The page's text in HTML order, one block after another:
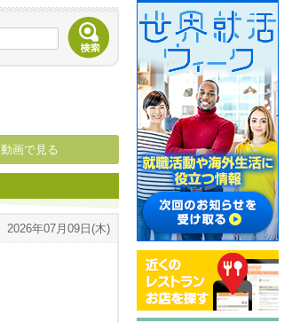
動画で見る
2026年07月09日(木)